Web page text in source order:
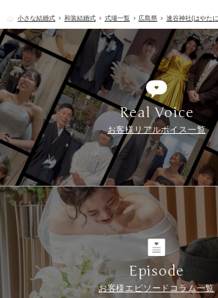
小さな結婚式 和装結婚式 式場一覧 広島県 速谷神社(はやた
Real Voice
お客様リアルボイス一覧
Episode
お客様エピソードコラム一覧